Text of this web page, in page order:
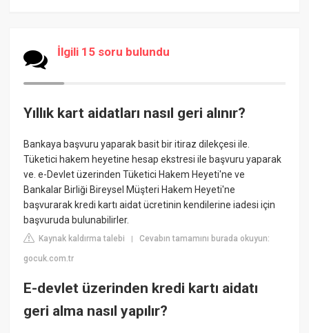
İlgili 15 soru bulundu
Yıllık kart aidatları nasıl geri alınır?
Bankaya başvuru yaparak basit bir itiraz dilekçesi ile.
Tüketici hakem heyetine hesap ekstresi ile başvuru yaparak
ve. e-Devlet üzerinden Tüketici Hakem Heyeti'ne ve
Bankalar Birliği Bireysel Müşteri Hakem Heyeti'ne
başvurarak kredi kartı aidat ücretinin kendilerine iadesi için
başvuruda bulunabilirler.
Kaynak kaldırma talebi |Cevabın tamamını burada okuyun:
gocuk.com.tr
E-devlet üzerinden kredi kartı aidatı
geri alma nasıl yapılır?